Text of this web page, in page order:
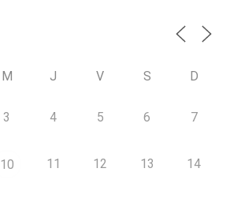
M J V S D
3 4 5 6 7
10 11 12 13 14